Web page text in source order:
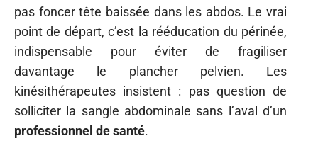
pas foncer tête baissée dans les abdos. Le vrai
point de départ, c’est la rééducation du périnée,
indispensable pour éviter de fragiliser
davantage le plancher pelvien. Les
kinésithérapeutes insistent : pas question de
solliciter la sangle abdominale sans l’aval d’un
professionnel de santé.